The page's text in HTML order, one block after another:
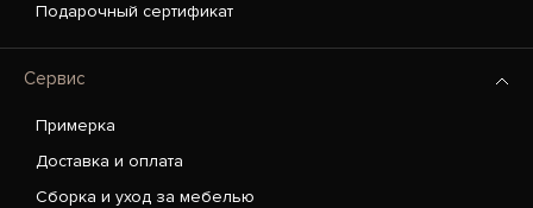
Подарочный сертификат
Сервис
Примерка
Доставка и оплата
Сборка и уход за мебелью